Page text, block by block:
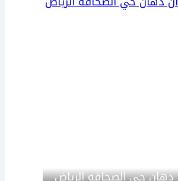
دهان حي الصحافه الرياض